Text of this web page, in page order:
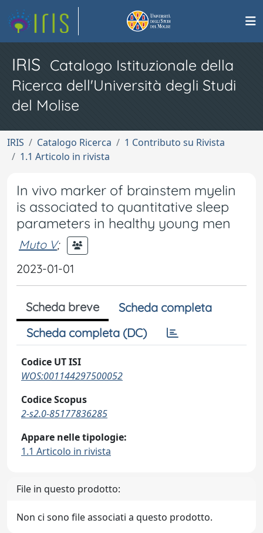
IRIS Catalogo Istituzionale della
Ricerca dell'Università degli Studi
del Molise
IRIS Catalogo Ricerca
1 Contributo su Rivista
1.1 Articolo in rivista
In vivo marker of brainstem myelin
is associated to quantitative sleep
parameters in healthy young men
Muto V;
2023-01-01
Scheda breve
Scheda completa
Scheda completa (DC)
Codice UT ISI
WOS:001144297500052
Codice Scopus
2-s2.0-85177836285
Appare nelle tipologie:
1.1 Articolo in rivista
File in questo prodotto:
Non ci sono file associati a questo prodotto.